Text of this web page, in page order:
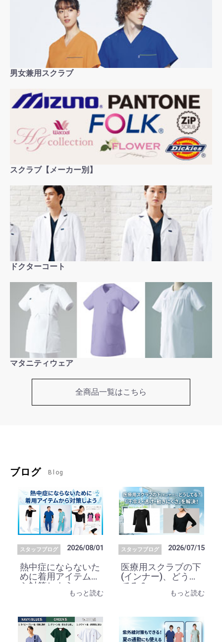
お買い物を続ける カートへ進む
男女兼用スクラブ
スクラブ【メーカー別】
ドクターコート
マタニティウェア
全商品一覧はこちら
ブログ Blog
スタッフブログ 2026/08/01
熱中症にならないた
めに着用アイテムか
ら対策しよう
もっと読む
スタッフブログ 2026/07/15
医療用スクラブの下
(インナー)、どうし
てる？
もっと読む